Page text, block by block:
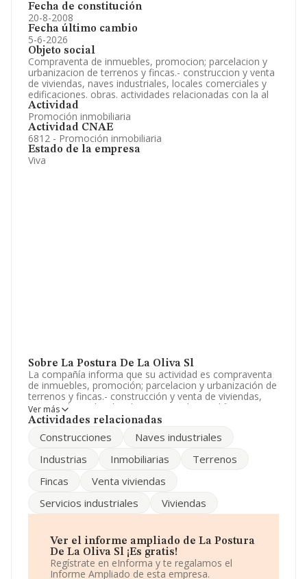
Fecha de constitución
20-8-2008
Fecha último cambio
5-6-2026
Objeto social
Compraventa de inmuebles, promocion; parcelacion y
urbanizacion de terrenos y fincas.- construccion y venta
de viviendas, naves industriales, locales comerciales y
edificaciones. obras. actividades relacionadas con la al
Actividad
Promoción inmobiliaria
Actividad CNAE
6812 - Promoción inmobiliaria
Estado de la empresa
Viva
Sobre La Postura De La Oliva Sl
La compañía informa que su actividad es compraventa
de inmuebles, promoción; parcelacion y urbanización de
terrenos y fincas.- construcción y venta de viviendas,
naves industriales, locales comerciales y edificaciones.
obras. actividades relacionadas con la al. La empresa
corresponde a 6812 con código '%cnae%'. No realiza
número de identificación fiscal B45695798, se
en el municipio de Toledo, Castilla-la Mancha.
empresas pertenecientes al sector, a nivel nacional la
facturación asciende a 29.817 millones de euros y se
estima que el promedio de la facturación entre todas
las empresas es de 128 mil euros. En relación con la
Ver más
Actividades relacionadas
Construcciones
Naves industriales
Industrias
Inmobiliarias
Terrenos
Fincas
Venta viviendas
Servicios industriales
Viviendas
Ver el informe ampliado de La Postura
De La Oliva Sl ¡Es gratis!
Regístrate en eInforma y te regalamos el
Informe Ampliado de esta empresa.